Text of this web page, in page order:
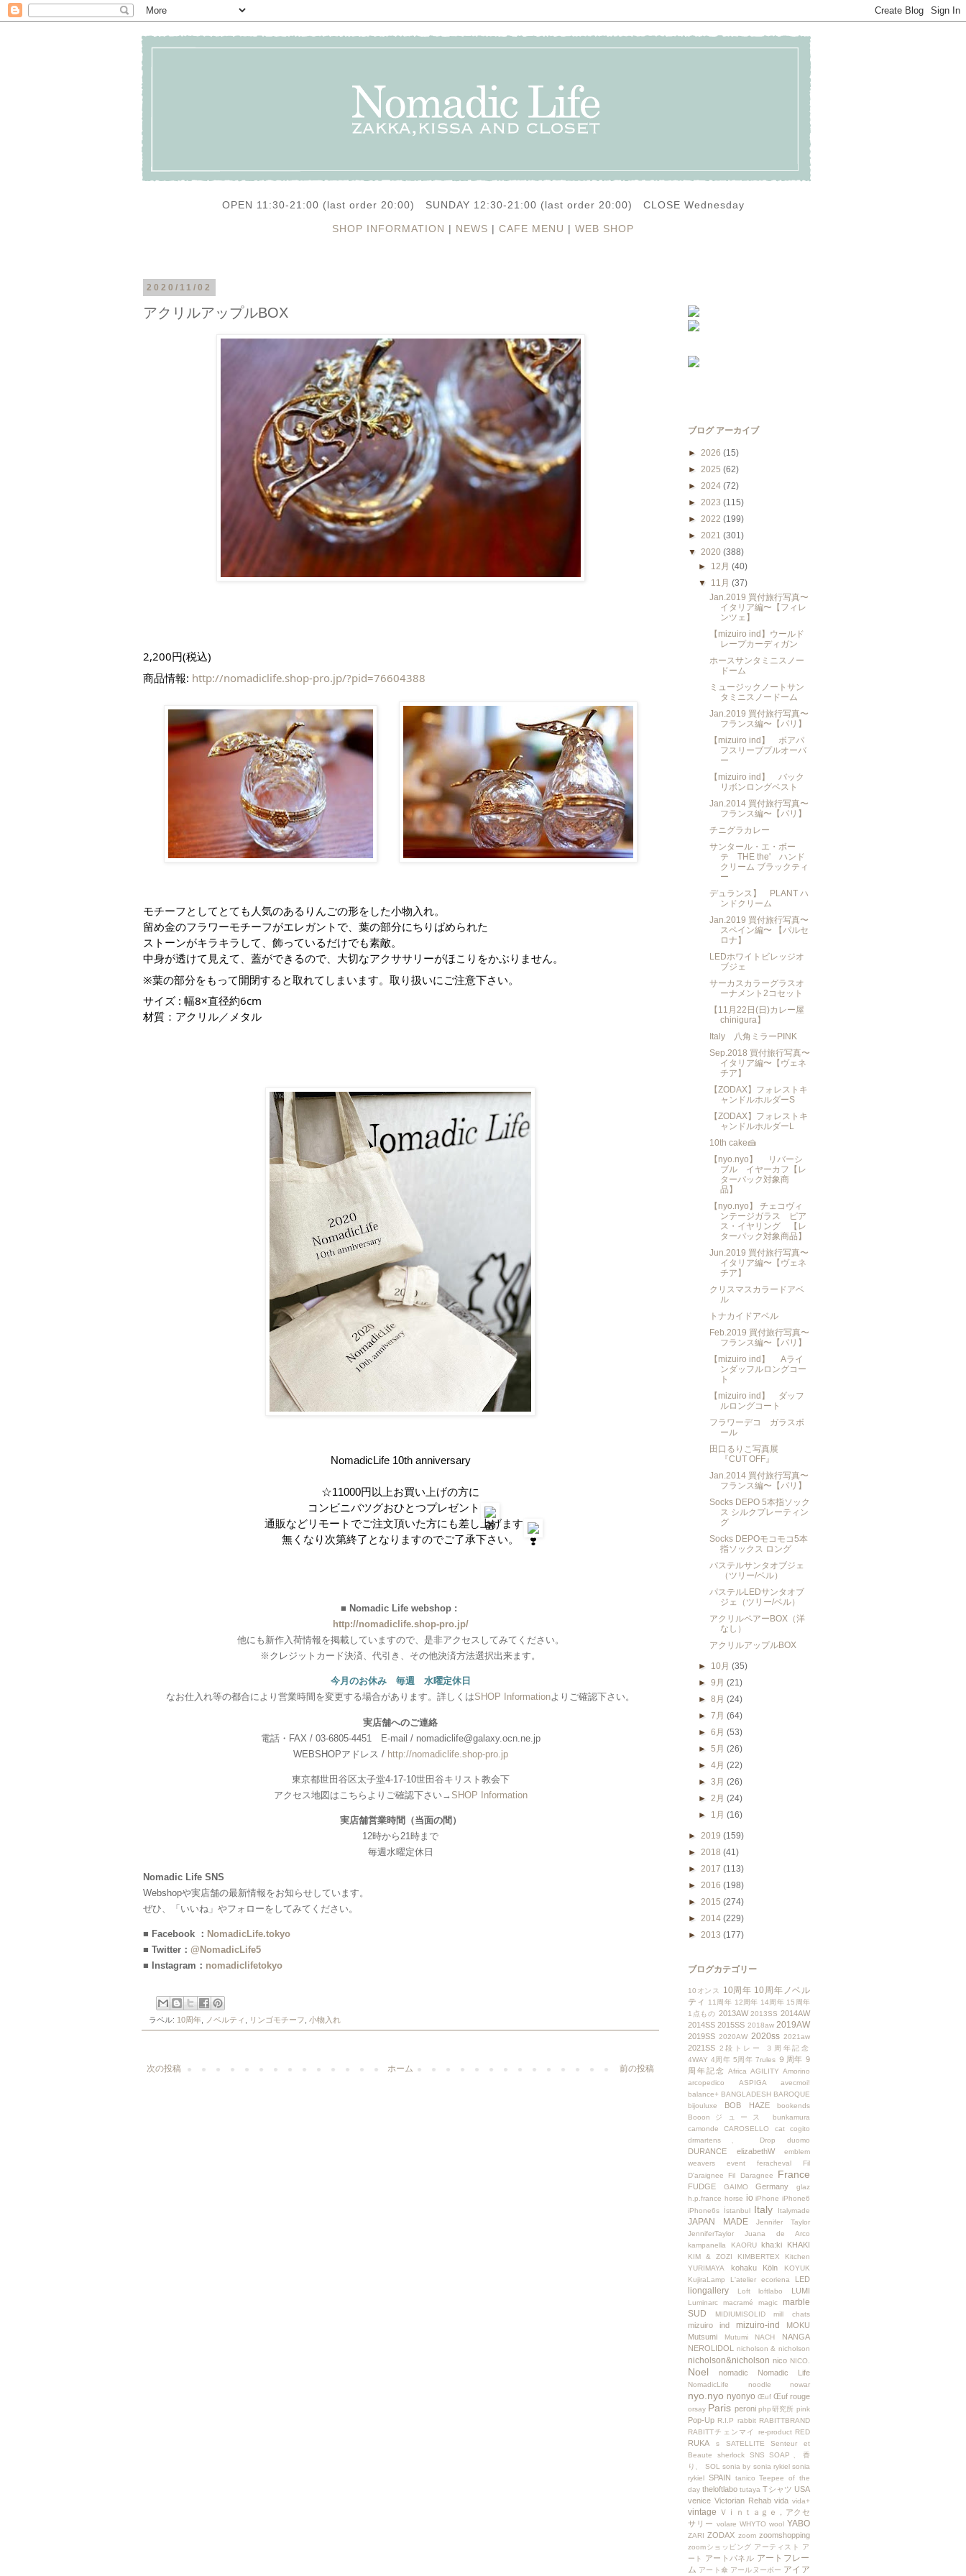
OPEN 11:30-21:00 (last order 20:00) SUNDAY 12:30-21:00 (last order 20:00) CLOSE Wednesday
SHOP INFORMATION | NEWS | CAFE MENU | WEB SHOP
2020/11/02
アクリルアップルBOX
2,200円(税込)
商品情報: http://nomadiclife.shop-pro.jp/?pid=76604388
モチーフとしてとても人気のあるりんごの形をした小物入れ。
留め金のフラワーモチーフがエレガントで、葉の部分にちりばめられた
ストーンがキラキラして、飾っているだけでも素敵。
中身が透けて見えて、蓋ができるので、大切なアクササリーがほこりをかぶりません。
※葉の部分をもって開閉すると取れてしまいます。取り扱いにご注意下さい。
サイズ : 幅8×直径約6cm
材質：アクリル／メタル
NomadicLife 10th anniversary
☆11000円以上お買い上げの方に
コンビニバツグおひとつプレゼント
通販などリモートでご注文頂いた方にも差し上げます
無くなり次第終了となりますのでご了承下さい。
■ Nomadic Life webshop :
http://nomadiclife.shop-pro.jp/
他にも新作入荷情報を掲載していますので、是非アクセスしてみてください。
※クレジットカード決済、代引き、その他決済方法選択出来ます。
今月のお休み 毎週 水曜定休日
なお仕入れ等の都合により営業時間を変更する場合があります。詳しくはSHOP Informationよりご確認下さい。
実店舗へのご連絡
電話・FAX / 03-6805-4451 E-mail / nomadiclife@galaxy.ocn.ne.jp
WEBSHOPアドレス / http://nomadiclife.shop-pro.jp
東京都世田谷区太子堂4-17-10世田谷キリスト教会下
アクセス地図はこちらよりご確認下さい→ SHOP Information
実店舗営業時間（当面の間）
12時から21時まで
毎週水曜定休日
Nomadic Life SNS
Webshopや実店舗の最新情報をお知らせしています。
ぜひ、「いいね」やフォローをしてみてください。
■ Facebook ： NomadicLife.tokyo
■ Twitter： @NomadicLife5
■ Instagram： nomadiclifetokyo
ラベル: 10周年 ノベルティ リンゴモチーフ 小物入れ
次の投稿 前の投稿
ホーム
ブログ アーカイブ
► 2026 (15)
► 2025 (62)
► 2024 (72)
► 2023 (115)
► 2022 (199)
► 2021 (301)
▼ 2020 (388)
► 12月(40)
▼ 11月(37)
Jan.2019 買付旅行写真〜
イタリア編〜【フィレ
ンツェ】
【mizuiro ind】ウールド
レープカーディガン
ホースサンタミニスノー
ドーム
ミュージックノートサン
タミニスノードーム
Jan.2019 買付旅行写真〜
フランス編〜【パリ】
【mizuiro ind】 ボアパ
フスリーブプルオーバ
ー
【mizuiro ind】 バック
リボンロングベスト
Jan.2014 買付旅行写真〜
フランス編〜【パリ】
チニグラカレー
サンタール・エ・ボー
テ THE the' ハンド
クリーム ブラックティ
ー
デュランス】 PLANT ハ
ンドクリーム
Jan.2019 買付旅行写真〜
スペイン編〜 【パルセ
ロナ】
LEDホワイトビレッジオ
ブジェ
サーカスカラーグラスオ
ーナメント2コセット
【11月22日(日)カレー屋
chinigura】
Italy 八角ミラーPINK
Sep.2018 買付旅行写真〜
イタリア編〜【ヴェネ
チア】
【ZODAX】フォレストキ
ャンドルホルダーS
【ZODAX】フォレストキ
ャンドルホルダーL
10th cake🍰
【nyo.nyo】 リバーシ
ブル イヤーカフ【レ
ターパック対象商
品】
【nyo.nyo】 チェコヴィ
ンテージガラス ピア
ス・イヤリング 【レ
ターパック対象商品】
Jun.2019 買付旅行写真〜
イタリア編〜【ヴェネ
チア】
クリスマスカラードアベ
ル
トナカイドアベル
Feb.2019 買付旅行写真〜
フランス編〜【パリ】
【mizuiro ind】 Aライ
ンダッフルロングコー
ト
【mizuiro ind】 ダッフ
ルロングコート
フラワーデコ ガラスボ
ール
田口るりこ写真展
『CUT OFF』
Jan.2014 買付旅行写真〜
フランス編〜【パリ】
Socks DEPO 5本指ソック
ス シルクプレーティン
グ
Socks DEPOモコモコ5本
指ソックス ロング
パステルサンタオブジェ
（ツリー/ベル）
パステルLEDサンタオブ
ジェ（ツリー/ベル）
アクリルペアーBOX（洋
なし）
アクリルアップルBOX
► 10月(35)
►9月(21)
►8月(24)
►7月(64)
►6月(53)
►5月(26)
►4月(22)
►3月(26)
►2月(24)
► 1月(16)
► 2019 (159)
► 2018 (41)
► 2017 (113)
► 2016 (198)
► 2015 (274)
► 2014 (229)
► 2013 (177)
ブログカテゴリー
10オンス 10周年 10周年ノベル
ティ
11周年 12周年 14周年 15周年
1点もの 2013AW 2013SS 2014AW
2014SS 2015SS 2018aw 2019AW
2019SS 2020AW 2020ss 2021aw
2021SS 2段トレー
３周年記念
4WAY 4周年 5周年 7rules ９周年 9
周年記念
Africa AGILITY Amorino
arcopedico
ASPIGA
avecmoi!
balance+ BANGLADESH BAROQUE
bijouluxe
BOB HAZE
bookends
Booonジュース
bunkamura
camonde
CAROSELLO cat
cogito
drmartens、
Drop duomo
DURANCE elizabethW
emblem
weavers
event feracheval
Fil
D'araignee
Fil Daragnee France
FUDGE GAIMO Germany
glaz
h.p.france horse io iPhone iPhone6
iPhone6s
İstanbul Italy Italymade
JAPAN MADE
Jennifer Taylor
JenniferTaylor
Juana de Arco
kampanella
KAORU kha:ki KHAKI
KIM & ZOZI KIMBERTEX
Kitchen
YURIMAYA
kohaku Köln
KOYUK
KujiraLamp
L'atelier ecoriena LED
liongallery Loft loftlabo LUMI
Luminarc macramé magic
marble
SUD
MIDIUMISOLID mill chats
mizuiro ind mizuiro-ind
MOKU
Mutsumi
Mutumi NACH
NANGA
NEROLIDOL
nicholson & nicholson
nicholson&nicholson nico NICO.
Noel nomadic Nomadic Life
NomadicLife noodle nowar
nyo.nyo nyonyo Œuf Œuf rouge
orsay Paris peroni php研究所 pink
Pop-Up R.I.P rabbit RABITTBRAND
RABITTチェンマイ
re-product RED
RUKA s SATELLITE
Senteur et
Beaute
sherlock SNS
SOAP、香
り、
SOL sonia by sonia rykiel sonia
rykiel SPAIN tanico Teepee of the
day theloftlabo tutaya Tシャツ USA
venice Victorian Rehab vida vida+
vintage Ｖｉｎｔａｇｅ，アクセ
サリー volare WHYTO wool YABO
ZARI ZODAX zoom zoomshopping
zoomショッピング アーティスト
ア
ート
アートパネル アートフレー
ム アート傘 アールヌーボー アイア